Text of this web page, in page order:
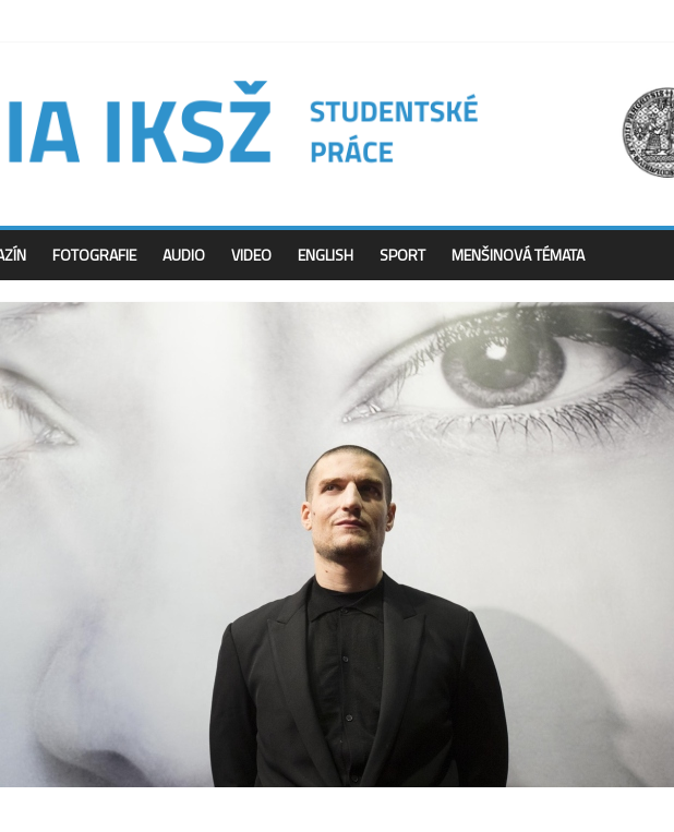
FOTOGRAFIE AUDIO VIDEO ENGLISH SPORT MENŠINOVÁ TÉMATA